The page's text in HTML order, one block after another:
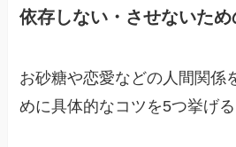
依存しない・させないた
お砂糖や恋愛などの人間関係
めに具体的なコツを5つ挙げる